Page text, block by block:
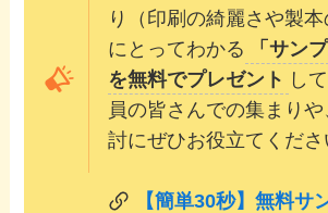
り（印刷の綺麗さや製
にとってわかる
「サン
を無料でプレゼント し
員の皆さんでの集まり
討にぜひお役立てくださ
【簡単30秒】無料サ